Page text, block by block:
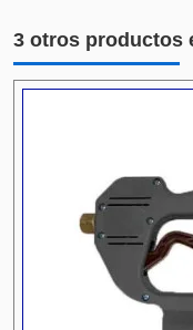
3 otros productos